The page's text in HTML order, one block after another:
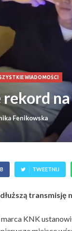
WIADOMOŚCI
Fenikowska
TWEETNIJ
KNK